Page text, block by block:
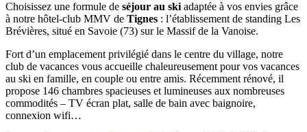
Choisissez une formule de séjour au ski adaptée à vos envies grâce
à notre hôtel-club MMV de Tignes : l’établissement de standing Les
Brévières, situé en Savoie (73) sur le Massif de la Vanoise.
Fort d’un emplacement privilégié dans le centre du village, notre
club de vacances vous accueille chaleureusement pour vos vacances
au ski en famille, en couple ou entre amis. Récemment rénové, il
propose 146 chambres spacieuses et lumineuses aux nombreuses
commodités – TV écran plat, salle de bain avec baignoire,
connexion wifi…